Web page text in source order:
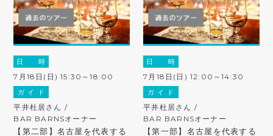
日 時
7月18日(日) 15:30～18:00
ガ イ ド
平井杜居さん /
BAR BARNSオーナー
【第二部】名古屋を代表する
日 時
7月18日(日) 12:00～14:30
ガ イ ド
平井杜居さん /
BAR BARNSオーナー
【第一部】名古屋を代表する